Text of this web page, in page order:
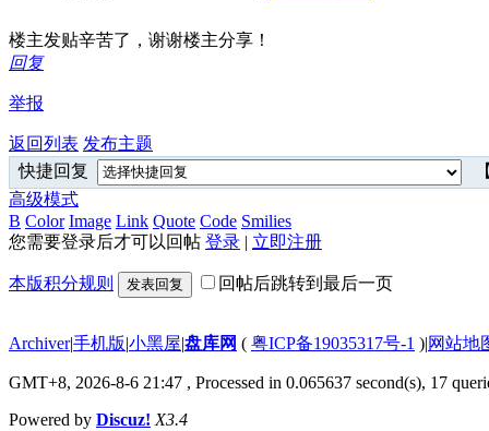
楼主发贴辛苦了，谢谢楼主分享！
回复
举报
返回列表 发布主题
快捷回复
高级模式
B Color Image Link Quote Code Smilies
您需要登录后才可以回帖 登录 | 立即注册
本版积分规则 发表回复 回帖后跳转到最后一页
Archiver|手机版|小黑屋|盘库网 ( 粤ICP备19035317号-1 )|网站地
GMT+8, 2026-8-6 21:47 , Processed in 0.065637 second(s), 17
Powered by Discuz! X3.4